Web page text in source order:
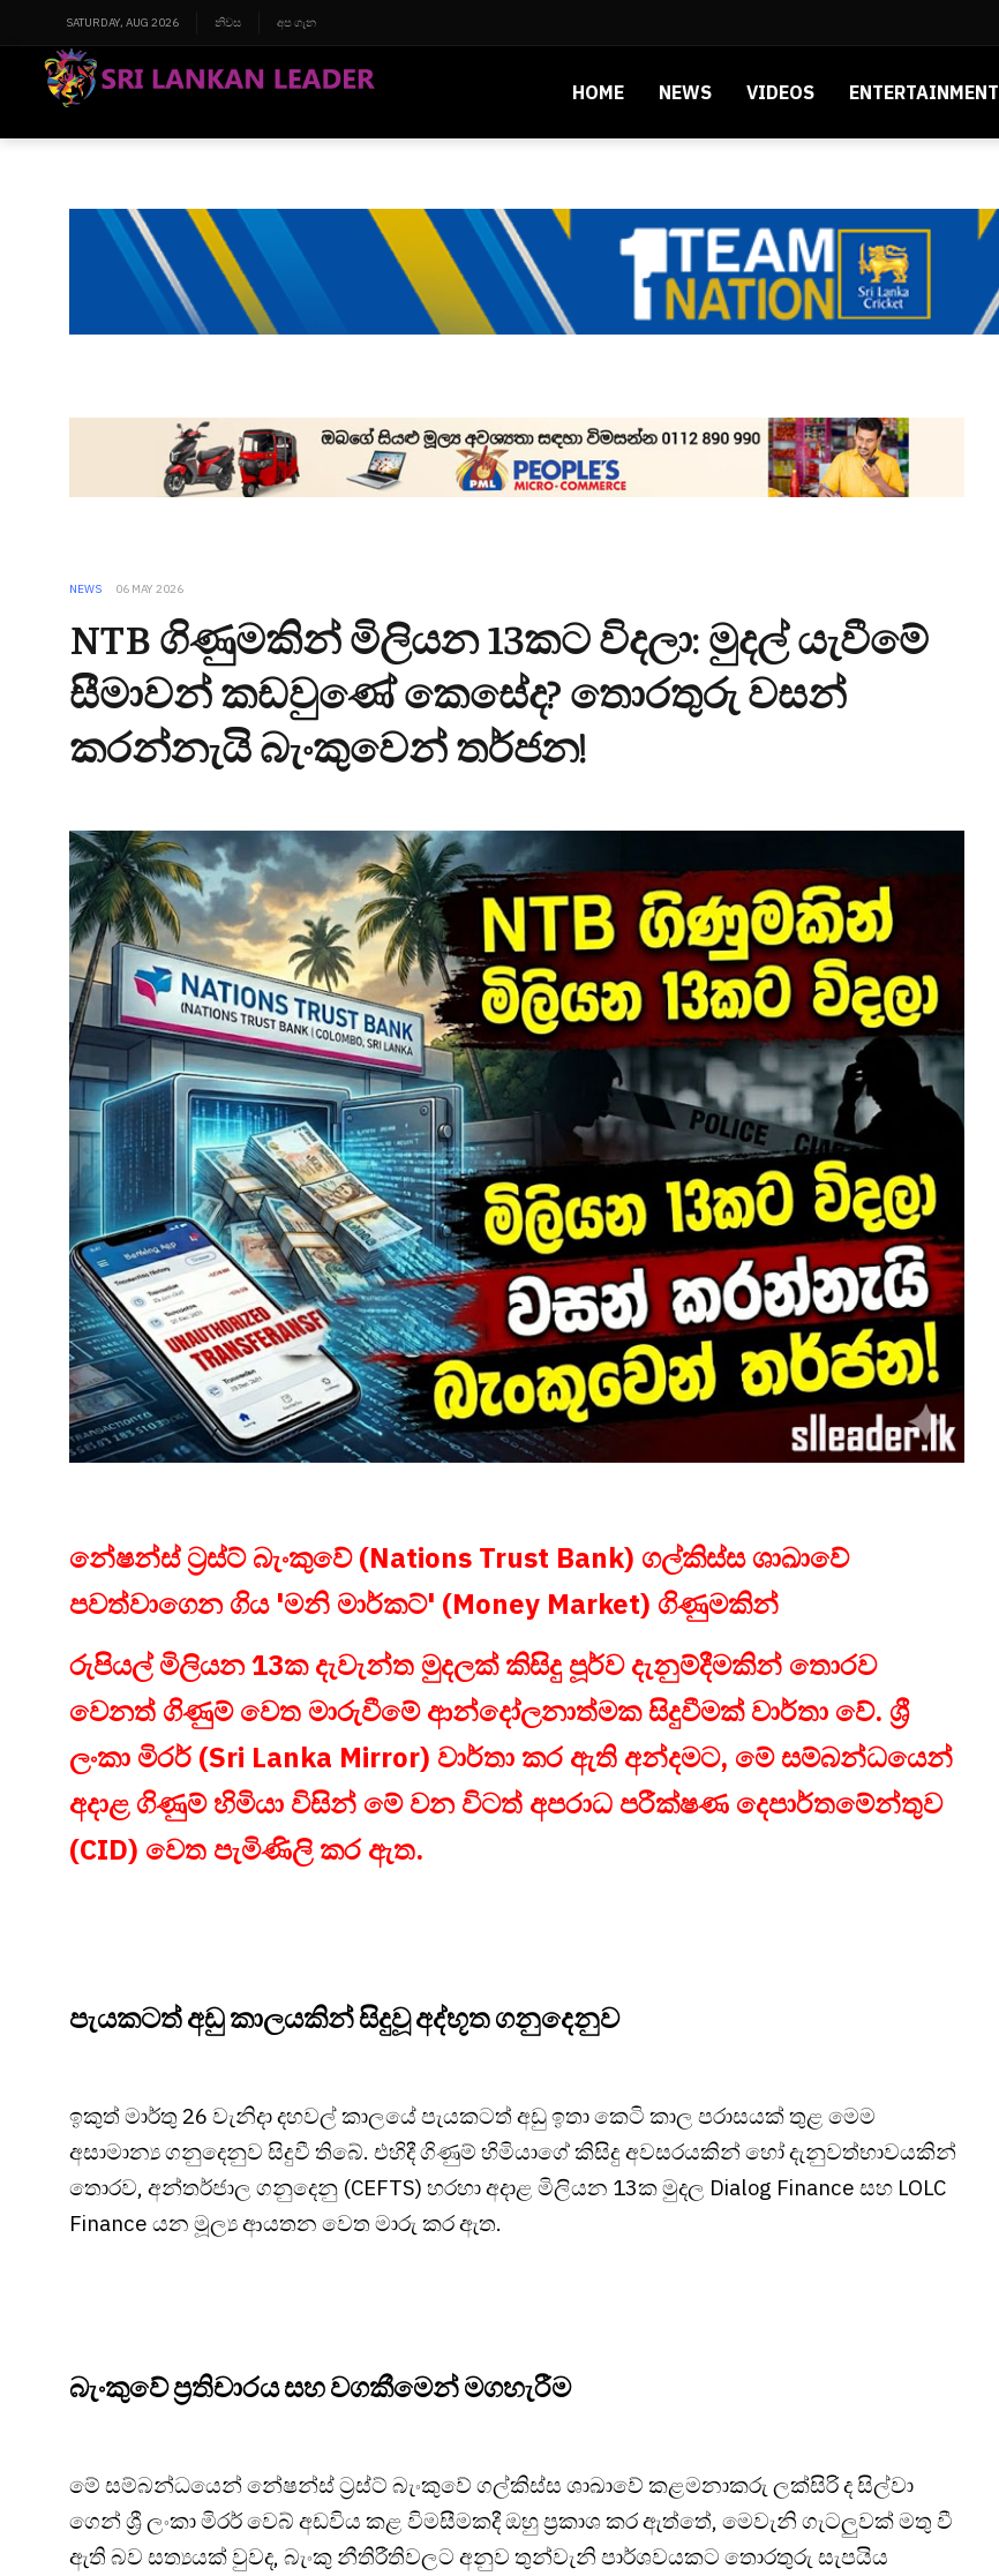
SATURDAY, AUG 2026 නිවස අප ගැන
HOME NEWS VIDEOS ENTERTAINMENT
NEWS 06 MAY 2026
NTB ගිණුමකින් මිලියන 13කට විදලා: මුදල් යැවීමේ
සීමාවන් කඩවුණේ කෙසේද? තොරතුරු වසන්
කරන්නැයි බැංකුවෙන් තර්ජන!
නේෂන්ස් ට්‍රස්ට් බැංකුවේ (Nations Trust Bank) ගල්කිස්ස ශාඛාවේ
පවත්වාගෙන ගිය 'මනි මාර්කට්' (Money Market) ගිණුමකින්
රුපියල් මිලියන 13ක දැවැන්ත මුදලක් කිසිදු පූර්ව දැනුම්දීමකින් තොරව
වෙනත් ගිණුම් වෙත මාරුවීමේ ආන්දෝලනාත්මක සිදුවීමක් වාර්තා වේ. ශ්‍රී
ලංකා මිරර් (Sri Lanka Mirror) වාර්තා කර ඇති අන්දමට, මේ සම්බන්ධයෙන්
අදාළ ගිණුම් හිමියා විසින් මේ වන විටත් අපරාධ පරීක්ෂණ දෙපාර්තමේන්තුව
(CID) වෙත පැමිණිලි කර ඇත.
පැයකටත් අඩු කාලයකින් සිදුවූ අද්භූත ගනුදෙනුව
ඉකුත් මාර්තු 26 වැනිදා දහවල් කාලයේ පැයකටත් අඩු ඉතා කෙටි කාල පරාසයක් තුළ මෙම
අසාමාන්‍ය ගනුදෙනුව සිදුවී තිබේ. එහිදී ගිණුම් හිමියාගේ කිසිදු අවසරයකින් හෝ දැනුවත්භාවයකින්
තොරව, අන්තර්ජාල ගනුදෙනු (CEFTS) හරහා අදාළ මිලියන 13ක මුදල Dialog Finance සහ LOLC
Finance යන මූල්‍ය ආයතන වෙත මාරු කර ඇත.
බැංකුවේ ප්‍රතිචාරය සහ වගකීමෙන් මගහැරීම
මේ සම්බන්ධයෙන් නේෂන්ස් ට්‍රස්ට් බැංකුවේ ගල්කිස්ස ශාඛාවේ කළමනාකරු ලක්සිරි ද සිල්වා
ගෙන් ශ්‍රී ලංකා මිරර් වෙබ් අඩවිය කළ විමසීමකදී ඔහු ප්‍රකාශ කර ඇත්තේ, මෙවැනි ගැටලුවක් මතු වී
ඇති බව සත්‍යයක් වුවද, බැංකු නීතිරීතිවලට අනුව තුන්වැනි පාර්ශවයකට තොරතුරු සැපයිය